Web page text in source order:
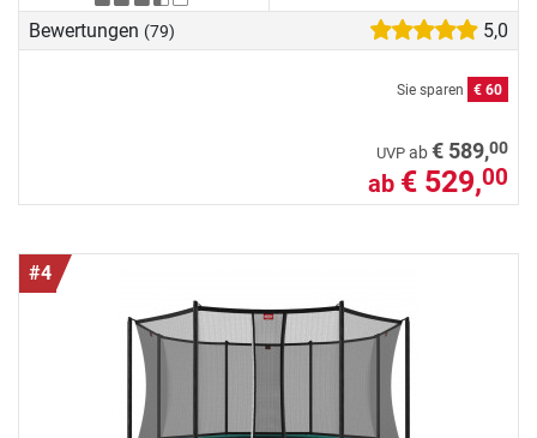
Bewertungen (79) 5,0
Sie sparen € 60
UVP ab€ 589,00
ab € 529,00
#4